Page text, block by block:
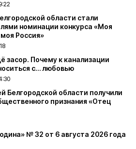
области стали
номинации конкурса «Моя
Россия»
засор. Почему к канализации
с… любовью
Белгородской области получили
признания «Отец
№ 32 от 6 августа 2026 года